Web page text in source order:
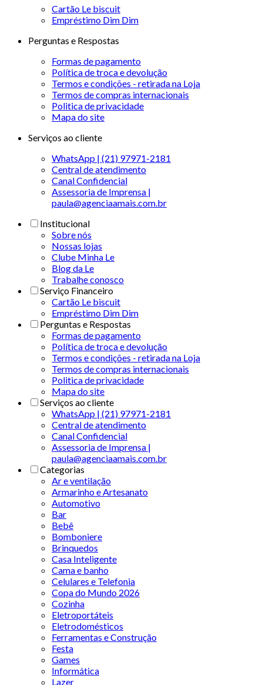
Cartão Le biscuit
Empréstimo Dim Dim
Perguntas e Respostas
Formas de pagamento
Política de troca e devolução
Termos e condições - retirada na Loja
Termos de compras internacionais
Politica de privacidade
Mapa do site
Serviços ao cliente
WhatsApp | (21) 97971-2181
Central de atendimento
Canal Confidencial
Assessoria de Imprensa |
paula@agenciaamais.com.br
Institucional
Sobre nós
Nossas lojas
Clube Minha Le
Blog da Le
Trabalhe conosco
Serviço Financeiro
Cartão Le biscuit
Empréstimo Dim Dim
Perguntas e Respostas
Formas de pagamento
Política de troca e devolução
Termos e condições - retirada na Loja
Termos de compras internacionais
Politica de privacidade
Mapa do site
Serviços ao cliente
WhatsApp | (21) 97971-2181
Central de atendimento
Canal Confidencial
Assessoria de Imprensa |
paula@agenciaamais.com.br
Categorias
Ar e ventilação
Armarinho e Artesanato
Automotivo
Bar
Bebê
Bomboniere
Brinquedos
Casa Inteligente
Cama e banho
Celulares e Telefonia
Copa do Mundo 2026
Cozinha
Eletroportáteis
Eletrodomésticos
Ferramentas e Construção
Festa
Games
Informática
Lazer